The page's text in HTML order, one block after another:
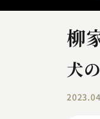
柳
犬